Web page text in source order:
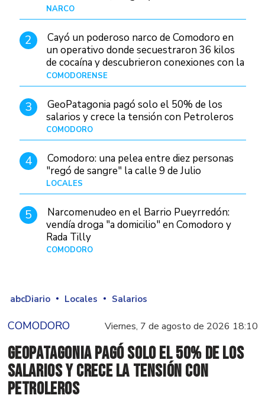
judiciales
NARCO
2
Cayó un poderoso narco de Comodoro en
un operativo donde secuestraron 36 kilos
de cocaína y descubrieron conexiones con la
Patagonia
COMODORENSE
3
GeoPatagonia pagó solo el 50% de los
salarios y crece la tensión con Petroleros
COMODORO
4
Comodoro: una pelea entre diez personas
"regó de sangre" la calle 9 de Julio
LOCALES
5
Narcomenudeo en el Barrio Pueyrredón:
vendía droga "a domicilio" en Comodoro y
Rada Tilly
COMODORO
abcDiario Locales Salarios
COMODORO Viernes, 7 de agosto de 2026 18:10
GeoPatagonia pagó solo el 50% de los
salarios y crece la tensión con
Petroleros